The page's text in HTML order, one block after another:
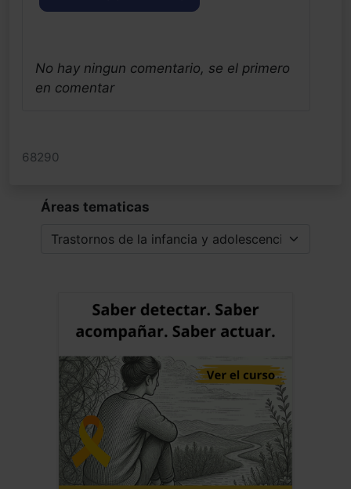
No hay ningun comentario, se el primero
en comentar
68290
Áreas tematicas